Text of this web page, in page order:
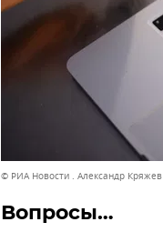
© РИА Новости . Александр Кряжев
Вопросы…